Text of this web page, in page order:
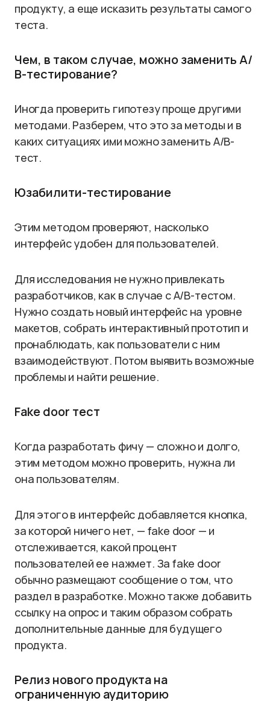
продукту, а еще исказить результаты самого
теста.
Чем, в таком случае, можно заменить А/
В-тестирование?
Иногда проверить гипотезу проще другими
методами. Разберем, что это за методы и в
каких ситуациях ими можно заменить A/B-
тест.
Юзабилити-тестирование
Этим методом проверяют, насколько
интерфейс удобен для пользователей.
Для исследования не нужно привлекать
разработчиков, как в случае с A/B-тестом.
Нужно создать новый интерфейс на уровне
макетов, собрать интерактивный прототип и
пронаблюдать, как пользователи с ним
взаимодействуют. Потом выявить возможные
проблемы и найти решение.
Fake door тест
Когда разработать фичу — сложно и долго,
этим методом можно проверить, нужна ли
она пользователям.
Для этого в интерфейс добавляется кнопка,
за которой ничего нет, — fake door — и
отслеживается, какой процент
пользователей ее нажмет. За fake door
обычно размещают сообщение о том, что
раздел в разработке. Можно также добавить
ссылку на опрос и таким образом собрать
дополнительные данные для будущего
продукта.
Релиз нового продукта на
ограниченную аудиторию